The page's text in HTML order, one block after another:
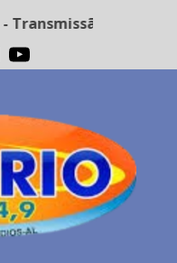
ao vivo